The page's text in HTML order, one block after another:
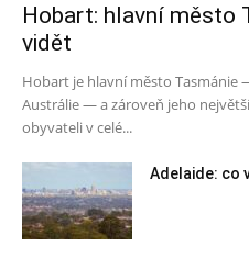
Hobart: hlavní město
vidět
Hobart je hlavní město
Austrálie — a zároveň jeho
obyvateli v celé...
Adelaide: co